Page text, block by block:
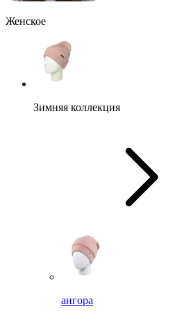
Женское
Зимняя коллекция
ангора